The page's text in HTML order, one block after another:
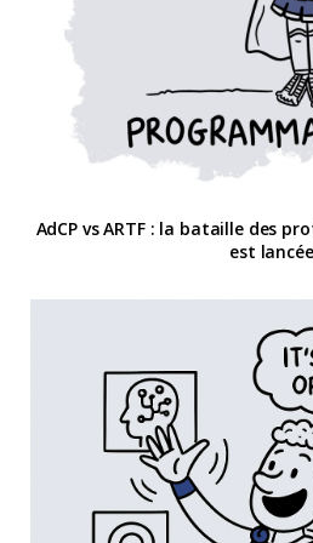
AdCP vs ARTF : la bataille des
est lancée